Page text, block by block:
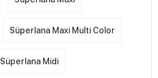
Süperlana Maxi Multi Color
Süperlana Midi